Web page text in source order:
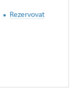
Rezervovat